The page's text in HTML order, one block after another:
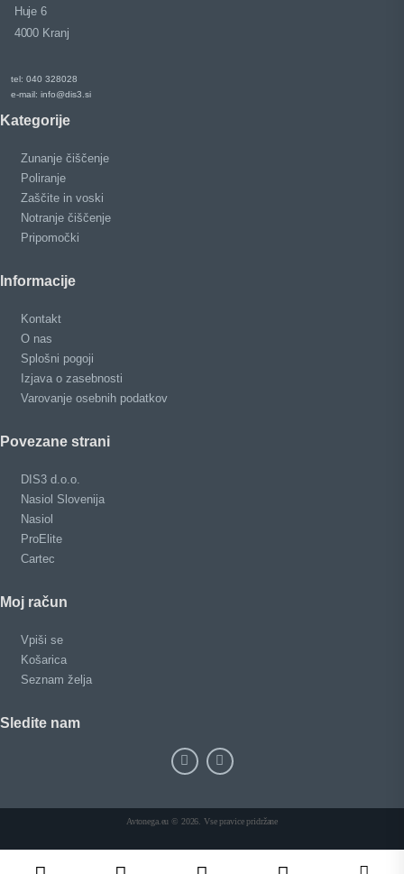
Huje 6
4000 Kranj
tel: 040 328028
e-mail: info@dis3.si
Kategorije
Zunanje čiščenje
Poliranje
Zaščite in voski
Notranje čiščenje
Pripomočki
Informacije
Kontakt
O nas
Splošni pogoji
Izjava o zasebnosti
Varovanje osebnih podatkov
Povezane strani
DIS3 d.o.o.
Nasiol Slovenija
Nasiol
ProElite
Cartec
Moj račun
Vpiši se
Košarica
Seznam želja
Sledite nam
Avtonega.eu © 2026. Vse pravice pridržane